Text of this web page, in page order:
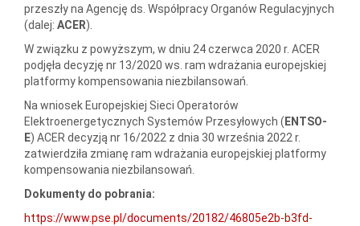
przeszły na Agencję ds. Współpracy Organów Regulacyjnych
(dalej: ACER).
W związku z powyższym, w dniu 24 czerwca 2020 r. ACER
podjęła decyzję nr 13/2020 ws. ram wdrażania europejskiej
platformy kompensowania niezbilansowań.
Na wniosek Europejskiej Sieci Operatorów
Elektroenergetycznych Systemów Przesyłowych ( ENTSO-
E) ACER decyzją nr 16/2022 z dnia 30 września 2022 r.
zatwierdziła zmianę ram wdrażania europejskiej platformy
kompensowania niezbilansowań.
Dokumenty do pobrania:
https://www.pse.pl/documents/20182/46805e2b-b3fd-